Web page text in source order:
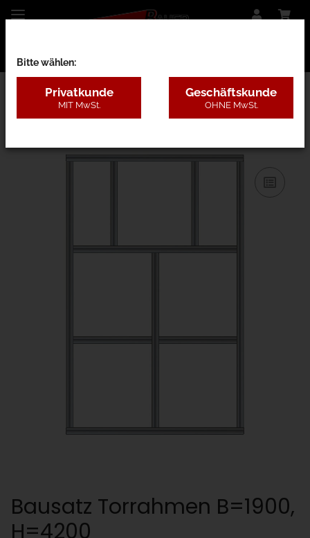
31AC - B=1,3-2m, H=3,1-5m
Bausatz Torrahmen B=1900,
H=4200
Bitte wählen:
Privatkunde
MIT MwSt.
Geschäftskunde
OHNE MwSt.